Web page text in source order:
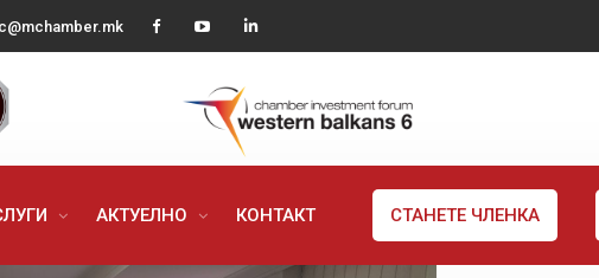
АКТУЕЛНО КОНТАКТ СТАНЕТЕ ЧЛЕНКА